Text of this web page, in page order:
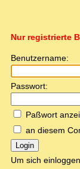
Nur registrierte
Benutzername:
Passwort:
Paßwort
an diesem
Login
Um sich